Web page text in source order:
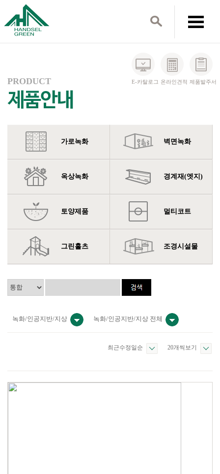
E-카탈로그 온라인견적 제품발주서
PRODUCT
가로녹화 벽면녹화
옥상녹화 경계재(엣지)
토양제품 멀티코트
그린홀츠 조경시설물
녹화/인공지반/지상 녹화/인공지반/지상 전체
20개씩보기
최근수정일순